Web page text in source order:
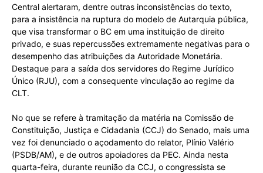
Central alertaram, dentre outras inconsistências do texto,
para a insistência na ruptura do modelo de Autarquia pública,
que visa transformar o BC em uma instituição de direito
privado, e suas repercussões extremamente negativas para o
desempenho das atribuições da Autoridade Monetária.
Destaque para a saída dos servidores do Regime Jurídico
Único (RJU), com a consequente vinculação ao regime da
CLT.
No que se refere à tramitação da matéria na Comissão de
Constituição, Justiça e Cidadania (CCJ) do Senado, mais uma
vez foi denunciado o açodamento do relator, Plínio Valério
(PSDB/AM), e de outros apoiadores da PEC. Ainda nesta
quarta-feira, durante reunião da CCJ, o congressista se